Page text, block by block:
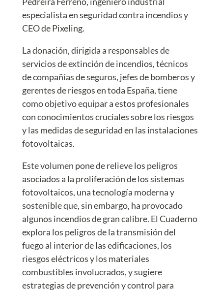
especialista en seguridad contra incendios y
CEO de Pixeling.
La donación, dirigida a responsables de
servicios de extinción de incendios, técnicos
de compañías de seguros, jefes de bomberos y
gerentes de riesgos en toda España, tiene
como objetivo equipar a estos profesionales
con conocimientos cruciales sobre los riesgos
y las medidas de seguridad en las instalaciones
fotovoltaicas.
Este volumen pone de relieve los peligros
asociados a la proliferación de los sistemas
fotovoltaicos, una tecnología moderna y
sostenible que, sin embargo, ha provocado
algunos incendios de gran calibre. El Cuaderno
explora los peligros de la transmisión del
fuego al interior de las edificaciones, los
riesgos eléctricos y los materiales
combustibles involucrados, y sugiere
estrategias de prevención y control para